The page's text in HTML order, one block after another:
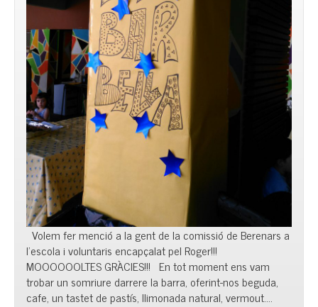
Volem fer menció a la gent de la comissió de Berenars a
l’escola i voluntaris encapçalat pel Roger!!!
MOOOOOOLTES GRÀCIES!!! En tot moment ens vam
trobar un somriure darrere la barra, oferint-nos beguda,
cafe, un tastet de pastís, llimonada natural, vermout….